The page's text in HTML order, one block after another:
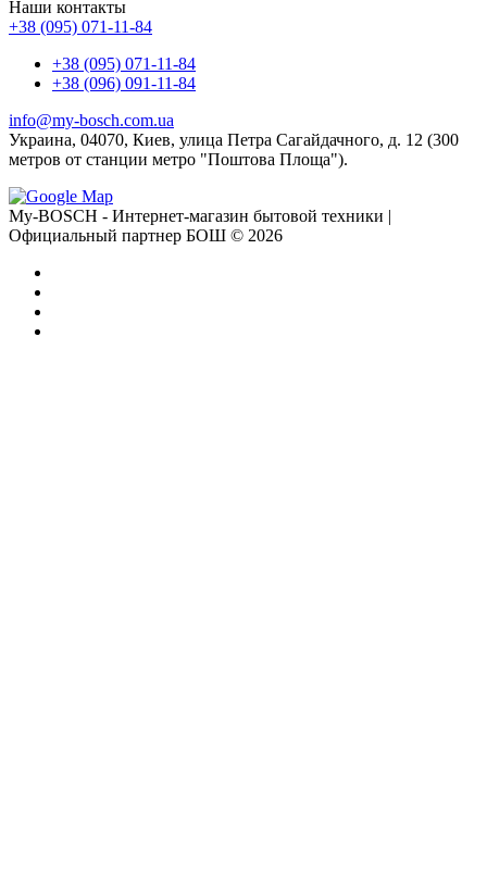
Наши контакты
+38 (095) 071-11-84
+38 (095) 071-11-84
+38 (096) 091-11-84
info@my-bosch.com.ua
Украина, 04070, Киев, улица Петра Сагайдачного, д. 12 (300
метров от станции метро "Поштова Площа").
My-BOSCH - Интернет-магазин бытовой техники |
Официальный партнер БОШ © 2026